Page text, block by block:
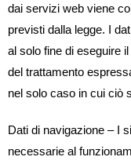
dai servizi web viene
previsti dalla legge. I
al solo fine di eseguire
del trattamento
nel solo caso in cui ciò
Dati di navigazione – I
necessarie al